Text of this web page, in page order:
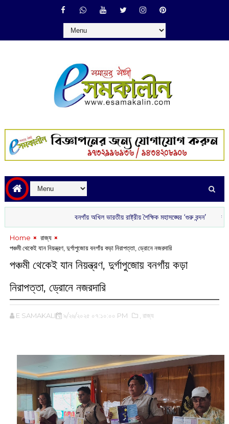
বনগাঁয় অখিল ভারতীয় রাষ্ট্রীয় শৈক্ষিক মহাসঙ্ঘের ‘গুরু বন্দন’ রাতে বাড়ি
Home
‌ রাজ্য
পঞ্চমী থেকেই যান নিয়ন্ত্রণ, দুর্গাপুজোয় বনগাঁয় কড়া নিরাপত্তা, ড্রোনে নজরদারি
পঞ্চমী থেকেই যান নিয়ন্ত্রণ, দুর্গাপুজোয় বনগাঁয় কড়া
নিরাপত্তা, ড্রোনে নজরদারি
E SAMAKALIN ৯/২৬/২০২৫ ০৭:১০:০০ PM ,‌ রাজ্য